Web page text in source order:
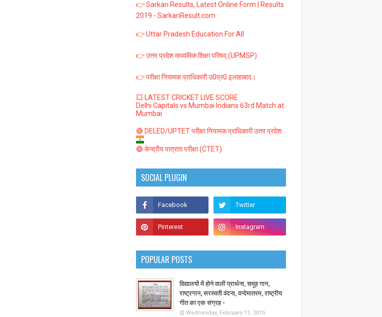
👉 Sarkari Results, Latest Online Form | Results
2019 - SarkariResult.com
👉 Uttar Pradesh Education For All
👉 उत्तर प्रदेश माध्यमिक शिक्षा परिषद् (UPMSP)
👉 परीक्षा नियामक प्राधिकारी उ0प्र0 इलाहाबाद।
💥 LATEST CRICKET LIVE SCORE
Delhi Capitals vs Mumbai Indians 63rd Match at
Mumbai
🔴 DELED/UPTET परीक्षा नियामक प्राधिकारी उत्तर प्रदेश
🔵 केन्द्रीय पात्रता परीक्षा (CTET)
SOCIAL PLUGIN
POPULAR POSTS
विद्यालयों में होने वाली प्रार्थना, समूह गान,
राष्ट्रगान, सरस्वती वंदना, वन्देमातरम, राष्ट्रीय
गीत का एक संग्रह -
Wednesday, February 11, 2015